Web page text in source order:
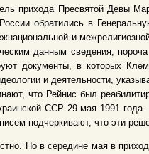
прихода Пресвятой Девы
обратились в
и
данным сведения,
документы, в которых
и деятельности,
что Рейнис был
ССР 29 мая 1991
подчеркивают, что эти
Но в середине мая в